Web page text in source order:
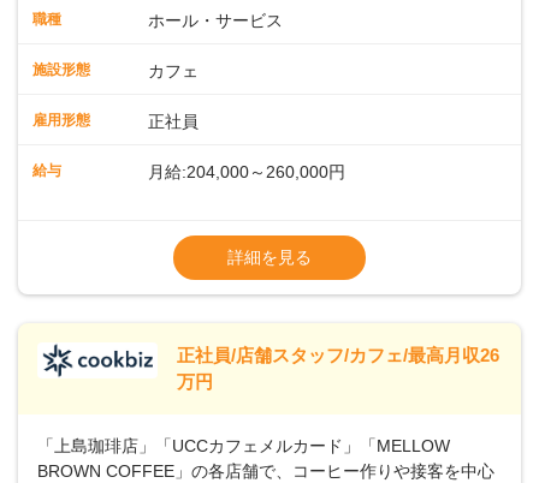
ート体制充実コーヒーの知識から接客マナーまで、先輩スタ
年齢層が活躍しており、チームワークも抜群です。基本マニ
業務に馴染める環境です。「カフェの接客は初めて」という
ッフとして経験を積んだ後、店長を目指してみませんか。売
よ♪あなたも、無理なくステップアップできる環境で、少しず
つ成長していきませんか？
職種 ホール・サービス
施設形態 カフェ
雇用形態 正社員
給与 月給:204,000～260,000円
ます・東日本エリア：月給21万4000～27万
※経験・スキルを考慮の上、決定します。
※別途、残業代および各種手当あり
※試用期間なし
■店長職： ・西日本／月給26万7500円
万円＋賞与(年3回)・店長職：年収410万円／
詳細を見る
正社員/店舗スタッフ/カフェ/最高月収26
万円
「上島珈琲店」「UCCカフェメルカード」「MELLOW
BROWN COFFEE」の各店舗で、コーヒー作りや接客を中心